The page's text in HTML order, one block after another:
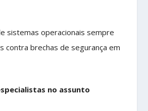
sistemas operacionais sempre
contra brechas de segurança em
no assunto